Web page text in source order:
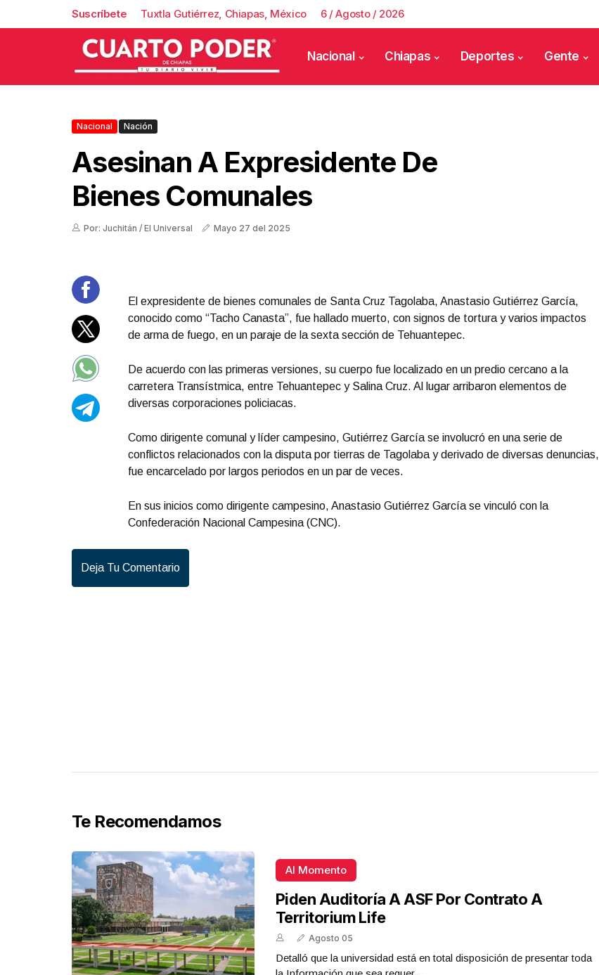
Suscríbete Tuxtla Gutiérrez, Chiapas, México 6 / Agosto / 2026
Nacional Chiapas Deportes Gente
Nacional Nación
Asesinan A Expresidente De
Bienes Comunales
Por: Juchitán / El Universal Mayo 27 del 2025
El expresidente de bienes comunales de Santa Cruz Tagolaba, Anastasio Gutiérrez García,
conocido como “Tacho Canasta”, fue hallado muerto, con signos de tortura y varios impactos
de arma de fuego, en un paraje de la sexta sección de Tehuantepec.
De acuerdo con las primeras versiones, su cuerpo fue localizado en un predio cercano a la
carretera Transístmica, entre Tehuantepec y Salina Cruz. Al lugar arribaron elementos de
diversas corporaciones policiacas.
Como dirigente comunal y líder campesino, Gutiérrez García se involucró en una serie de
conflictos relacionados con la disputa por tierras de Tagolaba y derivado de diversas denuncias,
fue encarcelado por largos periodos en un par de veces.
En sus inicios como dirigente campesino, Anastasio Gutiérrez García se vinculó con la
Confederación Nacional Campesina (CNC).
Deja Tu Comentario
Te Recomendamos
Al Momento
Piden Auditoría A ASF Por Contrato A
Territorium Life
Agosto 05
Detalló que la universidad está en total disposición de presentar toda